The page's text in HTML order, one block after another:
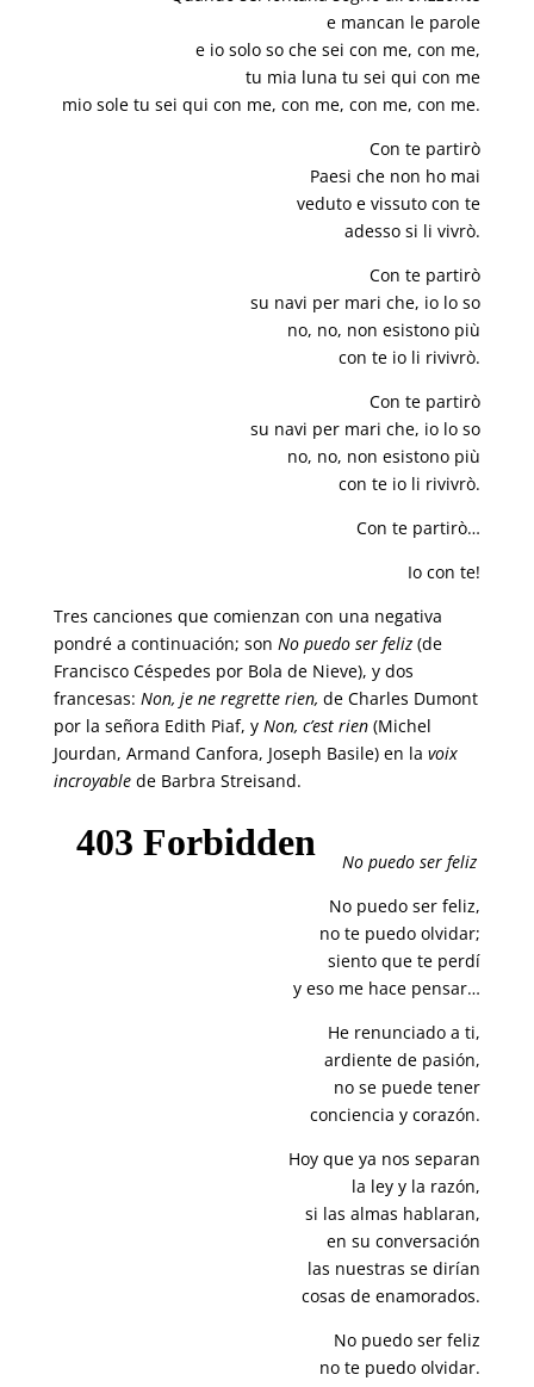
e mancan le parole
e io solo so che sei con me, con me,
tu mia luna tu sei qui con me
mio sole tu sei qui con me, con me, con me, con me.
Con te partirò
Paesi che non ho mai
veduto e vissuto con te
adesso si li vivrò.
Con te partirò
su navi per mari che, io lo so
no, no, non esistono più
con te io li rivivrò.
Con te partirò
su navi per mari che, io lo so
no, no, non esistono più
con te io li rivivrò.
Con te partirò…
Io con te!
Tres canciones que comienzan con una negativa
pondré a continuación; son No puedo ser feliz(de
Francisco Céspedes por Bola de Nieve), y dos
francesas: Non, je ne regrette rien, de Charles Dumont
por la señora Edith Piaf, y Non, c’est rien(Michel
Jourdan, Armand Canfora, Joseph Basile) en la voix
incroyablede Barbra Streisand.
No puedo ser feliz
No puedo ser feliz,
no te puedo olvidar;
siento que te perdí
y eso me hace pensar…
He renunciado a ti,
ardiente de pasión,
no se puede tener
conciencia y corazón.
Hoy que ya nos separan
la ley y la razón,
si las almas hablaran,
en su conversación
las nuestras se dirían
cosas de enamorados.
No puedo ser feliz
no te puedo olvidar.